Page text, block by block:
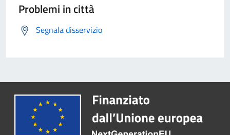
Problemi in città
Segnala disservizio